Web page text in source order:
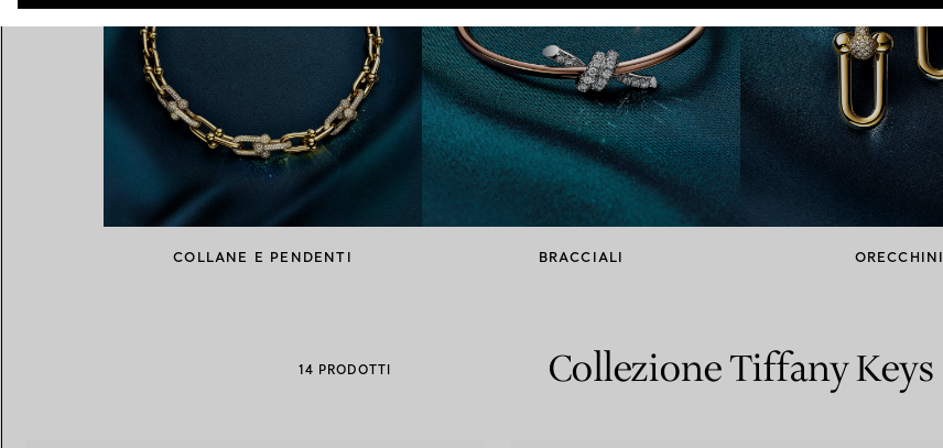
Fedi per Lei Fedi per Lui Anelli per coppie Eternity Rings
Prenota il tuoappuntamento con un esperto di diamanti Tiffany.
COLLANE E PENDENTI BRACCIALI ORECCHINI
14 PRODOTTI Collezione Tiffany Keys